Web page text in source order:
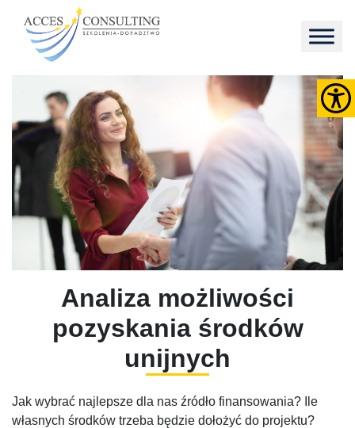
Analiza możliwości
pozyskania środków
unijnych
Jak wybrać najlepsze dla nas źródło finansowania? Ile
własnych środków trzeba będzie dołożyć do projektu?